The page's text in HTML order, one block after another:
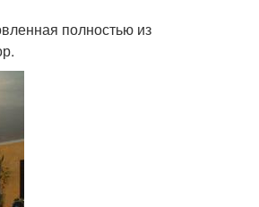
полностью из